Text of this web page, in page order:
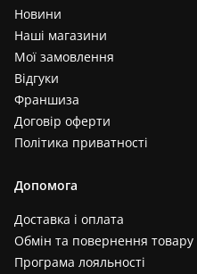
Новини
Наші магазини
Мої замовлення
Відгуки
Франшиза
Договір оферти
Політика приватності
Допомога
Доставка і оплата
Обмін та повернення товару
Програма лояльності